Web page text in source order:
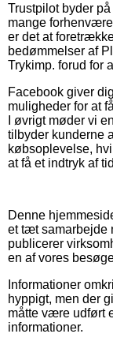
Trustpilot byder
mange
er det at
bedømmelser af
Trykimp. forud for
Facebook giver
muligheder for at
I øvrigt møder vi
tilbyder kunderne
købsoplevelse,
at få et indtryk af
Denne
et tæt samarbejde
publicerer
en af vores
Informationer
hyppigt, men der
måtte være udført
informationer.